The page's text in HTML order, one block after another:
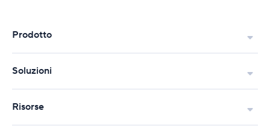
Prodotto
Soluzioni
Risorse